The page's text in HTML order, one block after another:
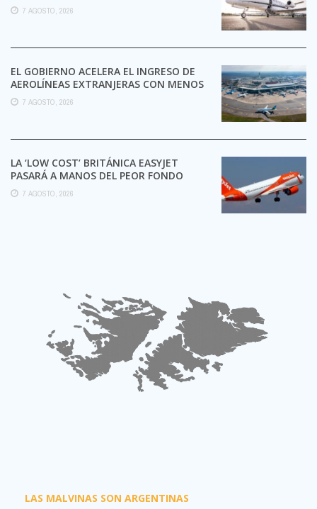
7 AGOSTO, 2026
EL GOBIERNO ACELERA EL INGRESO DE
AEROLÍNEAS EXTRANJERAS CON MENOS
TRÁMITES
7 AGOSTO, 2026
LA ‘LOW COST’ BRITÁNICA EASYJET
PASARÁ A MANOS DEL PEOR FONDO
POSIBLE:
7 AGOSTO, 2026
LAS MALVINAS SON ARGENTINAS